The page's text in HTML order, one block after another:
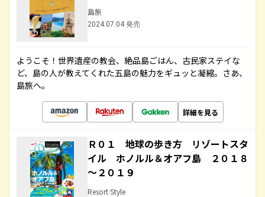
島旅
2024.07.04 発売
ようこそ！世界遺産の教会、絶品島ごはん、古民家ステイな
ど、島の人が教えてくれた五島の魅力をギュッと凝縮。さあ、
島旅へ。
詳細を見る
Ｒ０１ 地球の歩き方 リゾートスタ
イル ホノルル＆オアフ島 ２０１８
～２０１９
Resort Style